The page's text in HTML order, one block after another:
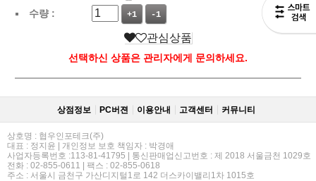
수량 :
+1 -1
관심상품
선택하신 상품은 관리자에게 문의하세요.
상점정보 PC버젼 이용안내 고객센터 커뮤니티
상호명 : 협우인포테크(주)
대표 : 정지윤 | 개인정보 보호 책임자 : 박경애
사업자등록번호 :113-81-41795 | 통신판매업신고번호 : 제 2018 서울금천 1029호
전화 : 02-855-0611 | 팩스 : 02-855-0618
주소 : 서울시 금천구 가산디지털1로 142 더스카이밸리1차 1015호